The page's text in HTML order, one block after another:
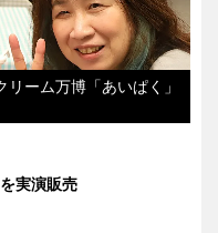
ーム万博「あいぱく」
実演販売